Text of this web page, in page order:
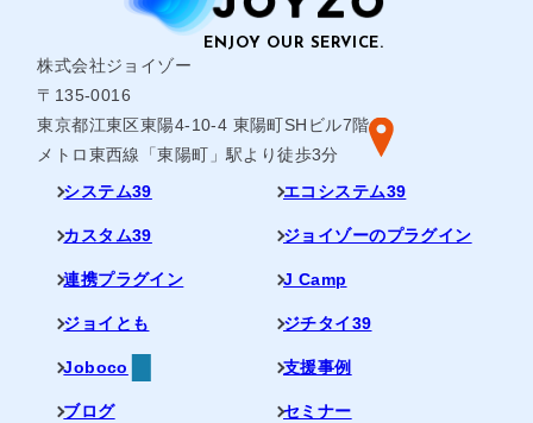
株式会社ジョイゾー
〒135-0016
東京都江東区東陽4-10-4 東陽町SHビル7階
メトロ東西線「東陽町」駅より徒歩3分
システム39
エコシステム39
カスタム39 ジョイゾーのプラグイン
連携プラグイン J Camp
ジョイとも ジチタイ39
Joboco 支援事例
ブログ セミナー